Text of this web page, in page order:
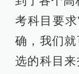
考科目要
确，我们
选的科目